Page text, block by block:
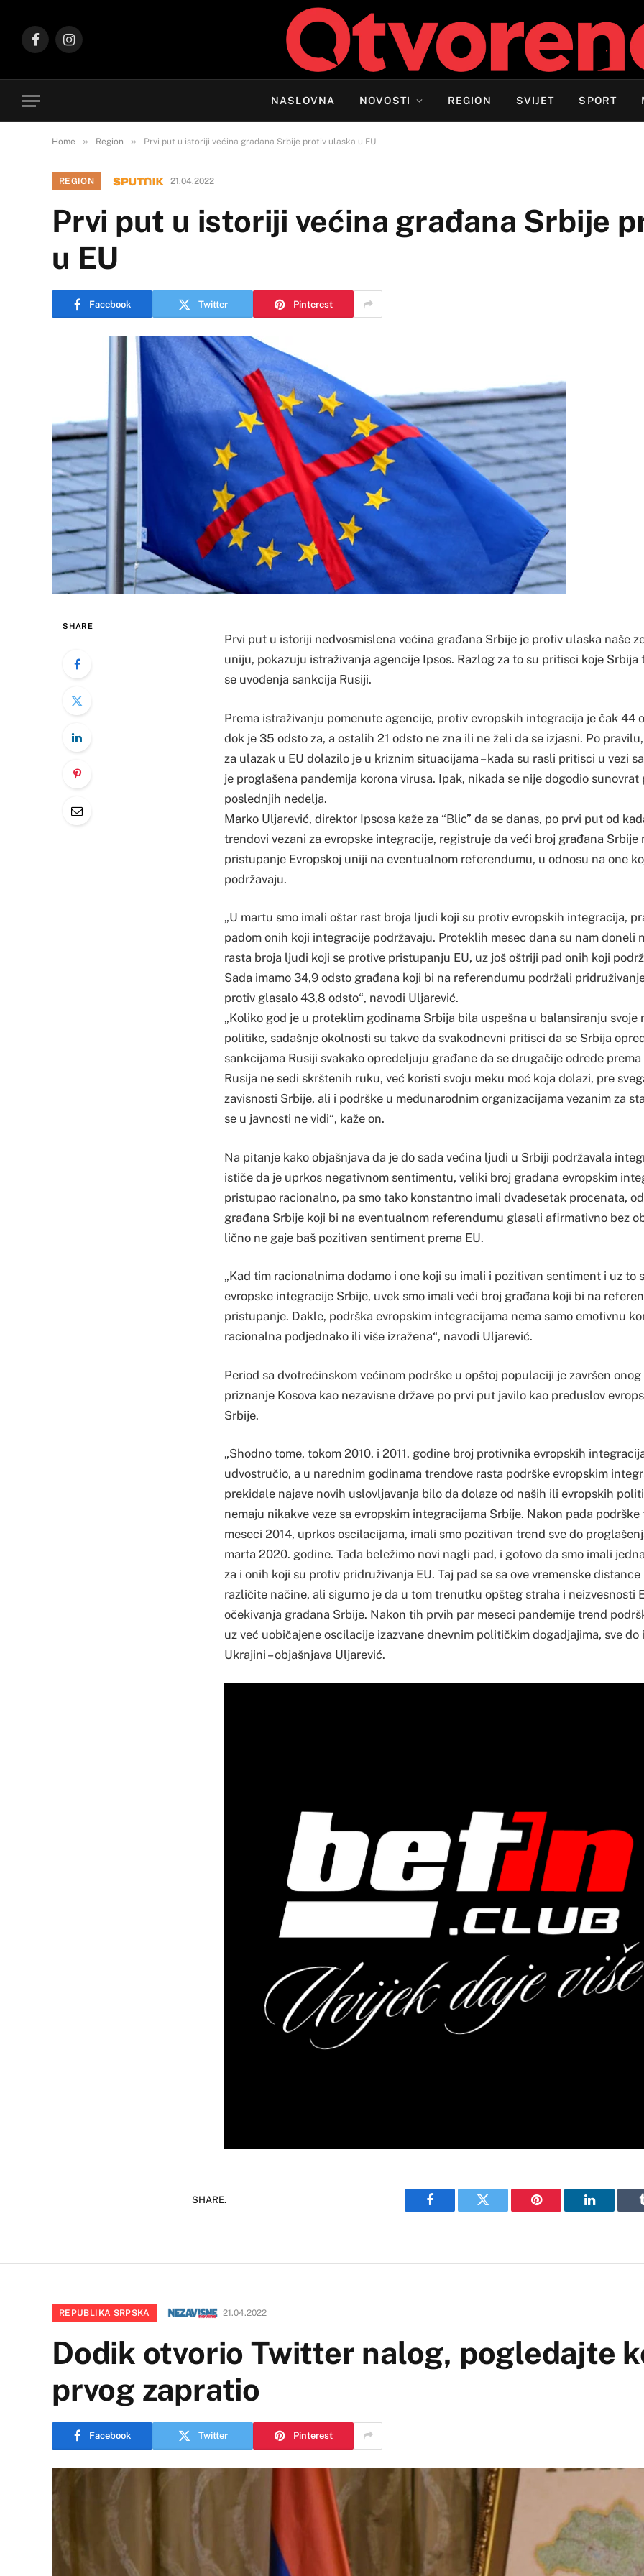
FacebookInstagram
NASLOVNA NOVOSTI REGION SVIJET SPORT
Home » Region » Prvi put u istoriji većina građana Srbije protiv ulaska u EU
REGION 21.04.2022
Prvi put u istoriji većina građana Srbije
u EU
Facebook Twitter Pinterest
SHARE
Prvi put u istoriji nedvosmislena većina građana Srbije je protiv ulaska naše
uniju, pokazuju istraživanja agencije Ipsos. Razlog za to su pritisci koje Srbija
se uvođenja sankcija Rusiji.
Prema istraživanju pomenute agencije, protiv evropskih integracija je čak 44
dok je 35 odsto za, a ostalih 21 odsto ne zna ili ne želi da se izjasni. Po
za ulazak u EU dolazilo je u kriznim situacijama – kada su rasli pritisci u vezi
je proglašena pandemija korona virusa. Ipak, nikada se nije dogodio sunovrat
poslednjih nedelja.
Marko Uljarević, direktor Ipsosa kaže za “Blic” da se danas, po prvi put od
trendovi vezani za evropske integracije, registruje da veći broj građana Srbije
pristupanje Evropskoj uniji na eventualnom referendumu, u odnosu na one
podržavaju.
„U martu smo imali oštar rast broja ljudi koji su protiv evropskih integracija,
padom onih koji integracije podržavaju. Proteklih mesec dana su nam doneli
rasta broja ljudi koji se protive pristupanju EU, uz još oštriji pad onih koji
Sada imamo 34,9 odsto građana koji bi na referendumu podržali
protiv glasalo 43,8 odsto“, navodi Uljarević.
„Koliko god je u proteklim godinama Srbija bila uspešna u balansiranju svoje
politike, sadašnje okolnosti su takve da svakodnevni pritisci da se Srbija
sankcijama Rusiji svakako opredeljuju građane da se drugačije odrede
Rusija ne sedi skrštenih ruku, već koristi svoju meku moć koja dolazi, pre
zavisnosti Srbije, ali i podrške u međunarodnim organizacijama vezanim za
se u javnosti ne vidi“, kaže on.
Na pitanje kako objašnjava da je do sada većina ljudi u Srbiji podržavala
ističe da je uprkos negativnom sentimentu, veliki broj građana evropskim
pristupao racionalno, pa smo tako konstantno imali dvadesetak procenata,
građana Srbije koji bi na eventualnom referendumu glasali afirmativno bez
lično ne gaje baš pozitivan sentiment prema EU.
„Kad tim racionalnima dodamo i one koji su imali i pozitivan sentiment i uz to
evropske integracije Srbije, uvek smo imali veći broj građana koji bi na
pristupanje. Dakle, podrška evropskim integracijama nema samo emotivnu
racionalna podjednako ili više izražena“, navodi Uljarević.
Period sa dvotrećinskom većinom podrške u opštoj populaciji je završen
priznanje Kosova kao nezavisne države po prvi put javilo kao preduslov
Srbije.
„Shodno tome, tokom 2010. i 2011. godine broj protivnika evropskih
udvostručio, a u narednim godinama trendove rasta podrške evropskim
prekidale najave novih uslovljavanja bilo da dolaze od naših ili evropskih
nemaju nikakve veze sa evropskim integracijama Srbije. Nakon pada
meseci 2014, uprkos oscilacijama, imali smo pozitivan trend sve do
marta 2020. godine. Tada beležimo novi nagli pad, i gotovo da smo imali
za i onih koji su protiv pridruživanja EU. Taj pad se sa ove vremenske
različite načine, ali sigurno je da u tom trenutku opšteg straha i neizvesnosti
očekivanja građana Srbije. Nakon tih prvih par meseci pandemije trend
uz već uobičajene oscilacije izazvane dnevnim političkim dogadjajima, sve do
Ukrajini – objašnjava Uljarević.
SHARE.
Facebook Twitter Pinterest LinkedIn
REPUBLIKA SRPSKA 21.04.2022
Dodik otvorio Twitter nalog, pogledajte
prvog zapratio
Facebook Twitter Pinterest